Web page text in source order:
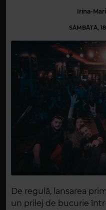
Irina-
SÂMBĂTĂ,
De regulă, lansarea
un prilej de bucurie